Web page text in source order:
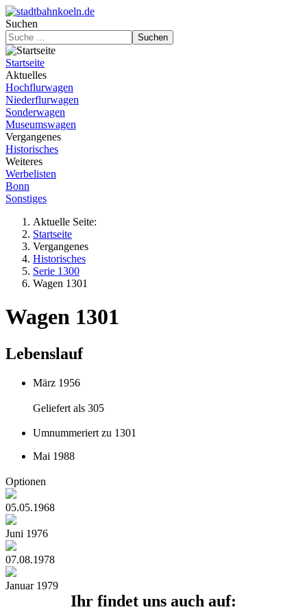
Suchen
Suchen
Startseite
Aktuelles
Hochflurwagen
Niederflurwagen
Sonderwagen
Museumswagen
Vergangenes
Historisches
Weiteres
Werbelisten
Bonn
Sonstiges
Aktuelle Seite:
Startseite
Vergangenes
Historisches
Serie 1300
Wagen 1301
Wagen 1301
Lebenslauf
März 1956
Geliefert als 305
Umnummeriert zu 1301
Mai 1988
Optionen
05.05.1968
Juni 1976
07.08.1978
Januar 1979
Ihr findet uns auch auf: